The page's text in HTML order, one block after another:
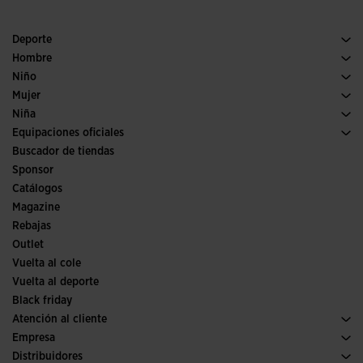
Deporte
Running
Pádel
Fútbol
Trail running
Tenis
Hombre
Calzado Hombre
Deporte
Niño
Ver todo ropa niño
Mujer
Ropa Mujer
Deporte
Niña
Ver todo ropa niña
Equipaciones oficiales
Fútbol
Fútbol sala
Comités y Federaciones
Ediciones especiales
Buscador de tiendas
Sponsor
Catálogos
Magazine
Rebajas
Outlet
Vuelta al cole
Vuelta al deporte
Black friday
Atención al cliente
Condiciones de compra
Transporte y entrega
Empresa
Historia
Distribuidores